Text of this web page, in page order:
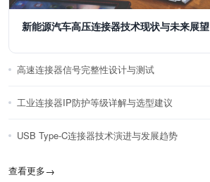
新能源汽车高压连接器技术现状与未来展望
高速连接器信号完整性设计与测试
工业连接器IP防护等级详解与选型建议
USB Type-C连接器技术演进与发展趋势
查看更多→